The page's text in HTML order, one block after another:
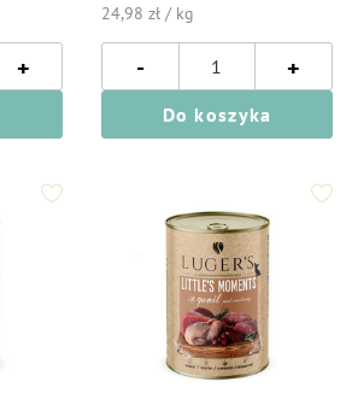
+
24,98 zł / kg
- +
Do koszyka